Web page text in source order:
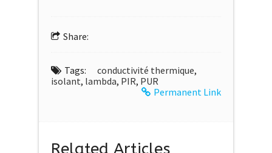
Share:
Tags: conductivité thermique,
isolant, lambda, PIR, PUR
Permanent Link